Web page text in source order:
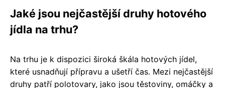
Jaké jsou nejčastější druhy hotového
jídla na trhu?
Na trhu je k dispozici široká škála hotových jídel,
které usnadňují přípravu a ušetří čas. Mezi nejčastější
druhy patří polotovary, jako jsou těstoviny, omáčky a